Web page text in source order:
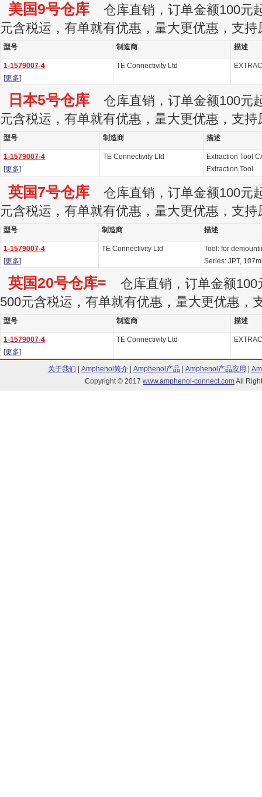
美国9号仓库 仓库直销，订单金额100元
元含税运，有单就有优惠，量大更优惠，支持
型号 制造商 描述
1-1579007-4
[更多]
TE Connectivity Ltd
日本5号仓库 仓库直销，订单金额100元
元含税运，有单就有优惠，量大更优惠，支持
型号 制造商 描述
1-1579007-4
[更多]
TE Connectivity Ltd
Extraction Tool
Extraction Tool
英国7号仓库 仓库直销，订单金额100元
元含税运，有单就有优惠，量大更优惠，支持
型号 制造商 描述
1-1579007-4
[更多]
TE Connectivity Ltd
Tool: for
Series: JPT,
英国20号仓库= 仓库直销，订单金额100
500元含税运，有单就有优惠，量大更优惠，
型号 制造商 描述
1-1579007-4
[更多]
TE Connectivity Ltd
关于我们 Amphenol简介| Amphenol产品 Amphenol产品应用
Copyright © 2017 www.amphenol-connect.comAll